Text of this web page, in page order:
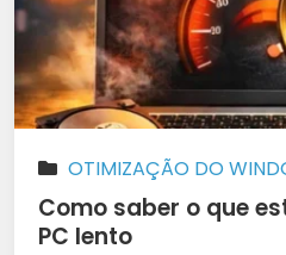
OTIMIZAÇÃO DO
Como saber o que
PC lento